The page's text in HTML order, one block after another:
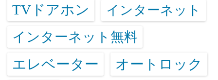
TVドアホン インターネット
インターネット無料
エレベーター オートロック